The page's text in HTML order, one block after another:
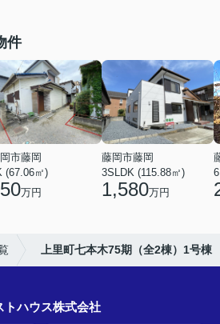
件
市藤岡
(67.06㎡)
万円
藤岡市藤岡
3SLDK (115.88㎡)
1,580万円
上里町七本木75期（全2棟）1号棟
トハウス株式会社